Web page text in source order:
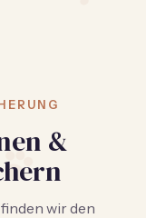
&
wir den